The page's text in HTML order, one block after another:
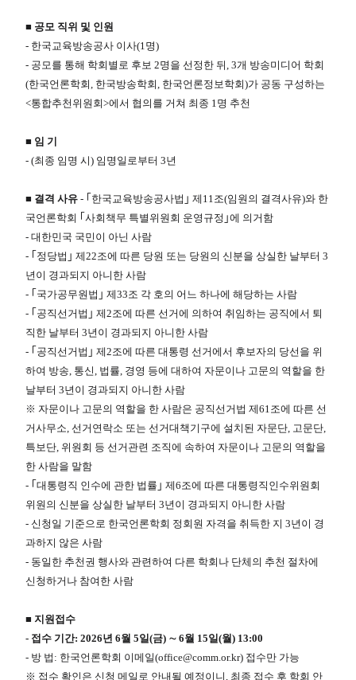
​■ 공모 직위 및 인원
- 한국교육방송공사 이사(1명)
- 공모를 통해 학회별로 후보 2명을 선정한 뒤, 3개 방송미디어 학회
(한국언론학회, 한국방송학회, 한국언론정보학회)가 공동 구성하는
<통합추천위원회>에서 협의를 거쳐 최종 1명 추천
■​ 임 기
- (최종 임명 시) 임명일로부터 3년
■​ 결격 사유 - ｢한국교육방송공사법｣ 제11조(임원의 결격사유)와 한
국언론학회 ｢사회책무 특별위원회 운영규정｣에 의거함
- 대한민국 국민이 아닌 사람
- ｢정당법｣ 제22조에 따른 당원 또는 당원의 신분을 상실한 날부터 3
년이 경과되지 아니한 사람
- ｢국가공무원법｣ 제33조 각 호의 어느 하나에 해당하는 사람
- ｢공직선거법｣ 제2조에 따른 선거에 의하여 취임하는 공직에서 퇴
직한 날부터 3년이 경과되지 아니한 사람
- ｢공직선거법｣ 제2조에 따른 대통령 선거에서 후보자의 당선을 위
하여 방송, 통신, 법률, 경영 등에 대하여 자문이나 고문의 역할을 한
날부터 3년이 경과되지 아니한 사람
※ 자문이나 고문의 역할을 한 사람은 공직선거법 제61조에 따른 선
거사무소, 선거연락소 또는 선거대책기구에 설치된 자문단, 고문단,
특보단, 위원회 등 선거관련 조직에 속하여 자문이나 고문의 역할을
한 사람을 말함
- ｢대통령직 인수에 관한 법률｣ 제6조에 따른 대통령직인수위원회
위원의 신분을 상실한 날부터 3년이 경과되지 아니한 사람
- 신청일 기준으로 한국언론학회 정회원 자격을 취득한 지 3년이 경
과하지 않은 사람
- 동일한 추천권 행사와 관련하여 다른 학회나 단체의 추천 절차에
신청하거나 참여한 사람
■​ 지원접수
- 접수 기간: 2026년 6월 5일(금) ∼ 6월 15일(월) 13:00
- 방 법: 한국언론학회 이메일(office@comm.or.kr) 접수만 가능​
※ 접수 확인은 신청 메일로 안내될 예정이니, 최종 접수 후 학회 안